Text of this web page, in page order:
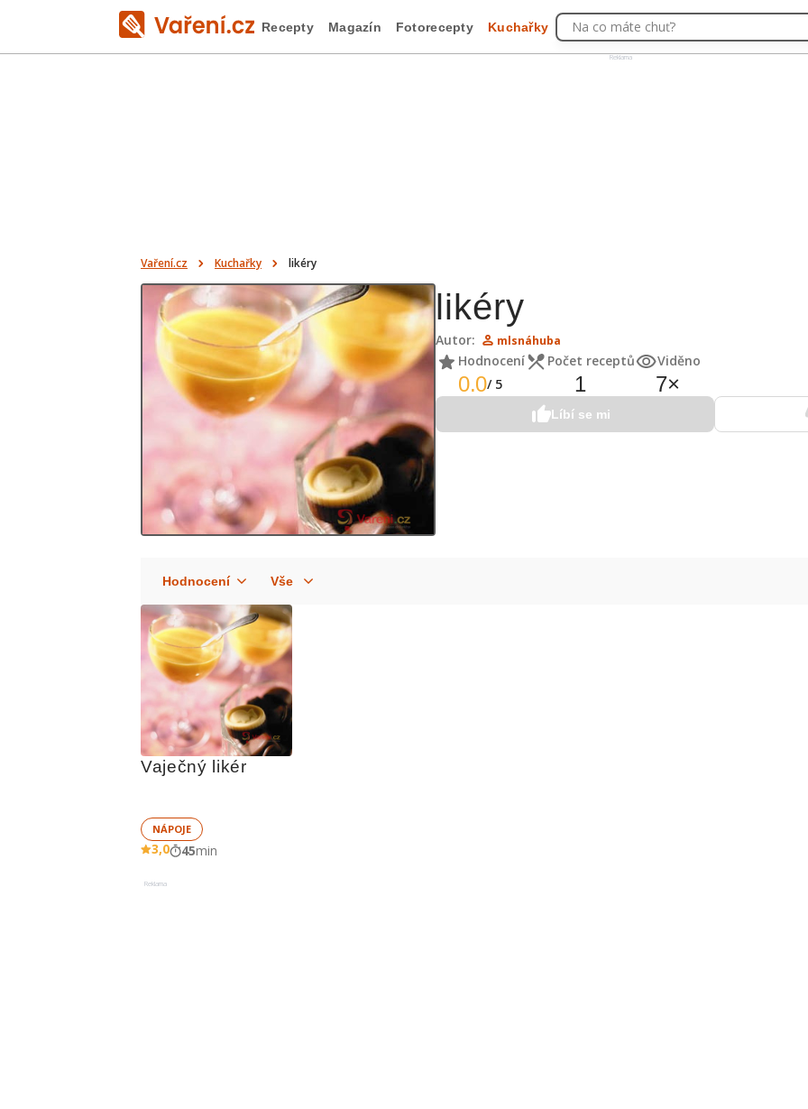
Reklama
Recepty Magazín Fotorecepty Kuchařky Na co máte chuť?
Vaření.cz Kuchařky likéry
likéry
Autor: mlsnáhuba
Hodnocení
0.0/ 5
Počet receptů
1
Viděno
7×
Líbí se mi
Vaječný likér
NÁPOJE
3,0 45min
Reklama